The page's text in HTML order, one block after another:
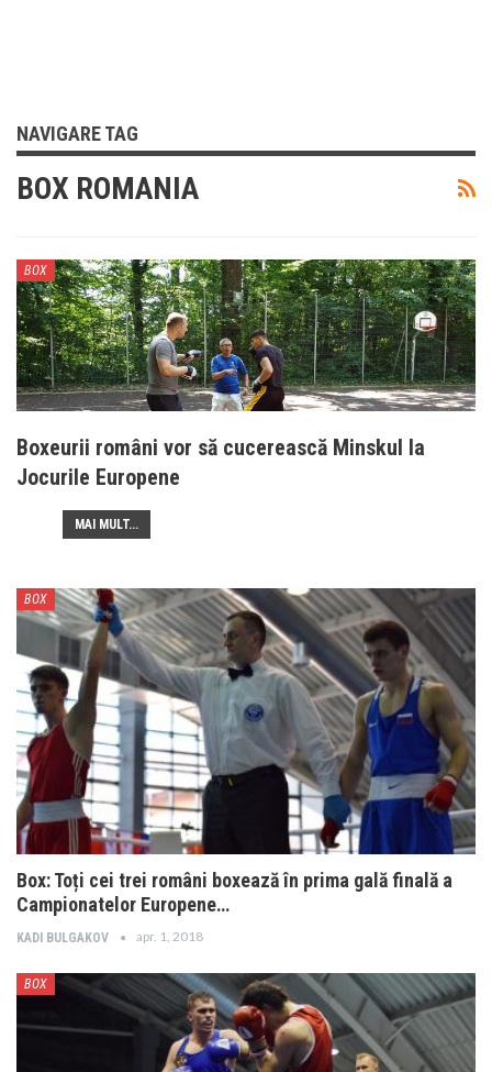
NAVIGARE TAG
BOX ROMANIA
BOX
Boxeurii români vor să cucerească Minskul la
Jocurile Europene
MAI MULT...
BOX
Box: Toți cei trei români boxează în prima gală finală a
Campionatelor Europene…
KADI BULGAKOV apr. 1, 2018
BOX